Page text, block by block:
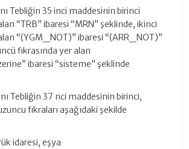
Tebliğin 35 inci maddesinin birinci
“TRB” ibaresi “MRN” şeklinde, ikinci
“(YGM_NOT)” ibaresi “(ARR_NOT)”
fıkrasında yer alan
ibaresi “sisteme” şeklinde
Tebliğin 37 nci maddesinin birinci,
fıkraları aşağıdaki şekilde
idaresi, eşya